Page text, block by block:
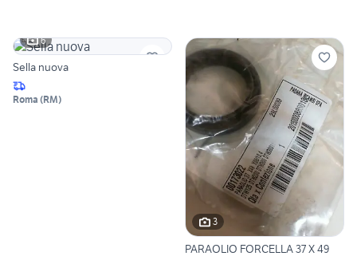
6
Sella nuova
Roma (RM)
3
PARAOLIO FORCELLA 37 X 49